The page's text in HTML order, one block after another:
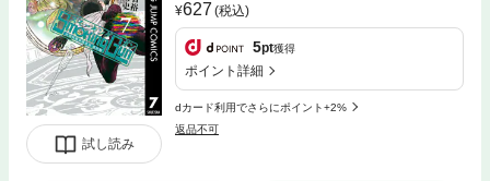
試し読み
627 (税込)
5pt獲得
ポイント詳細
dカード利用でさらにポイント+2%
返品不可